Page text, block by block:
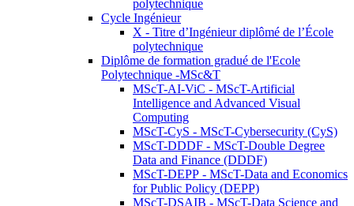
polytechnique
Cycle Ingénieur
X - Titre d’Ingénieur diplômé de l’École
polytechnique
Diplôme de formation gradué de l'Ecole
Polytechnique -MSc&T
MScT-AI-ViC - MScT-Artificial
Intelligence and Advanced Visual
Computing
MScT-CyS - MScT-Cybersecurity (CyS)
MScT-DDDF - MScT-Double Degree
Data and Finance (DDDF)
MScT-DEPP - MScT-Data and Economics
for Public Policy (DEPP)
MScT-DSAIB - MScT-Data Science and